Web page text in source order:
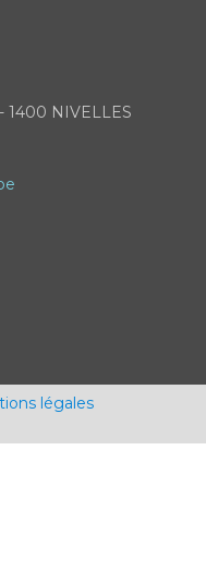
1400 NIVELLES
légales